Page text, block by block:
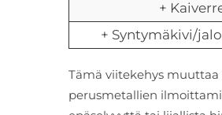
+
+ Syntymäkivi/
Tämä viitekehys
perusmetallien